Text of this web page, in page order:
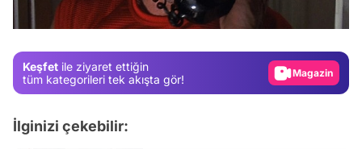
Keşfet ile ziyaret ettiğin
tüm kategorileri tek akışta gör!
Video
İlginizi çekebilir: